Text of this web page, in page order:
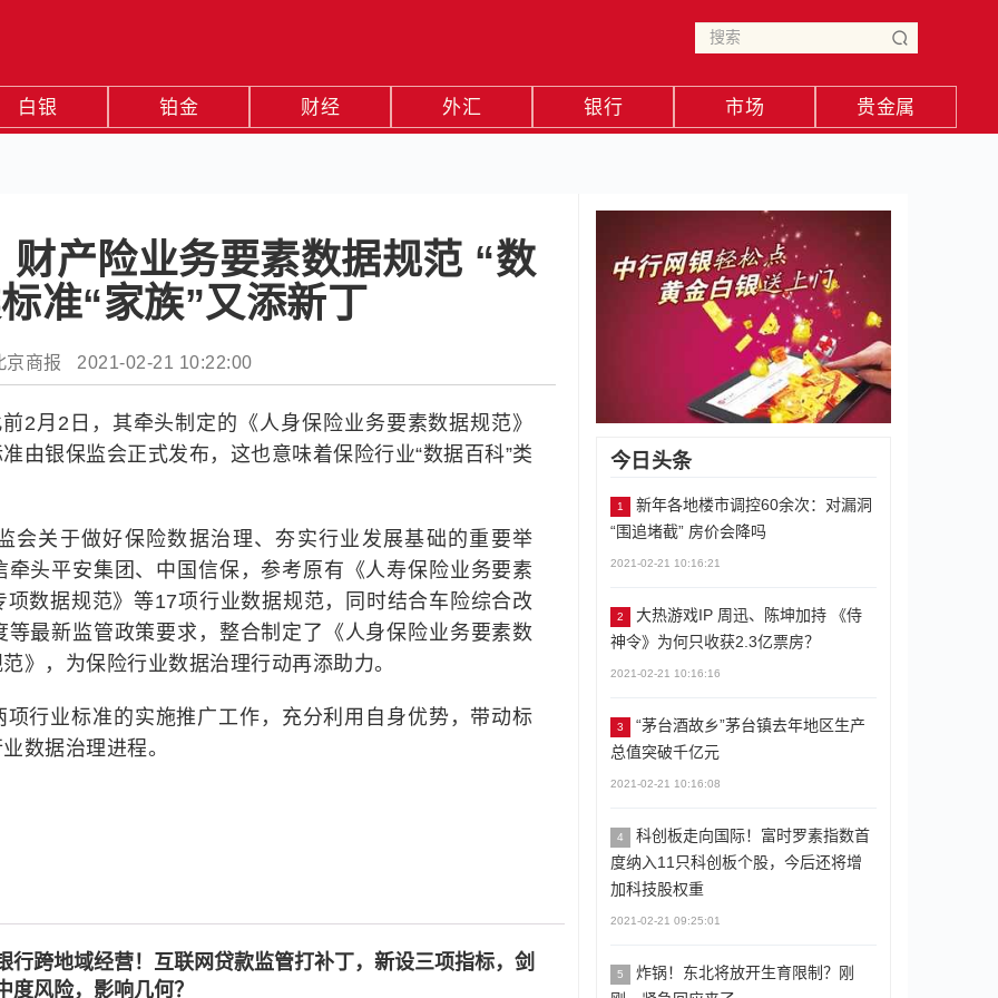
白银 铂金 财经 外汇 银行 市场 贵金属
产险业务要素数据规范 “数
准“家族”又添新丁
京商报 2021-02-21 10:22:00
2月2日，其牵头制定的《人身保险业务要素数据规范》
由银保监会正式发布，这也意味着保险行业“数据百科”类
会关于做好保险数据治理、夯实行业发展基础的重要举
头平安集团、中国信保，参考原有《人寿保险业务要素
数据规范》等17项行业数据规范，同时结合车险综合改
最新监管政策要求，整合制定了《人身保险业务要素数
》，为保险行业数据治理行动再添助力。
行业标准的实施推广工作，充分利用自身优势，带动标
数据治理进程。
行跨地域经营！互联网贷款监管打补丁，新设三项指标，剑
度风险，影响几何？
今日头条
1
新年各地楼市调控60余次：对漏洞
“围追堵截” 房价会降吗
2021-02-21 10:16:21
2
大热游戏IP 周迅、陈坤加持 《侍
神令》为何只收获2.3亿票房？
2021-02-21 10:16:16
3
“茅台酒故乡”茅台镇去年地区生产
总值突破千亿元
2021-02-21 10:16:08
4
科创板走向国际！富时罗素指数首
度纳入11只科创板个股，今后还将增
加科技股权重
2021-02-21 09:25:01
5
炸锅！东北将放开生育限制？刚